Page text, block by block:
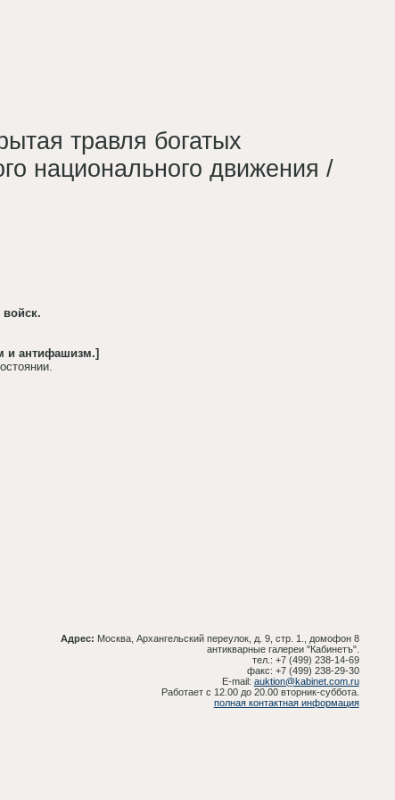
травля богатых
национального движения /
и антифашизм.]
Адрес: Москва, Архангельский переулок, д. 9, стр. 1., домофон 8
антикварные галереи "Кабинетъ".
тел.: +7 (499) 238-14-69
факс: +7 (499) 238-29-30
E-mail: auktion@kabinet.com.ru
Работает с 12.00 до 20.00 вторник-суббота.
полная контактная информация